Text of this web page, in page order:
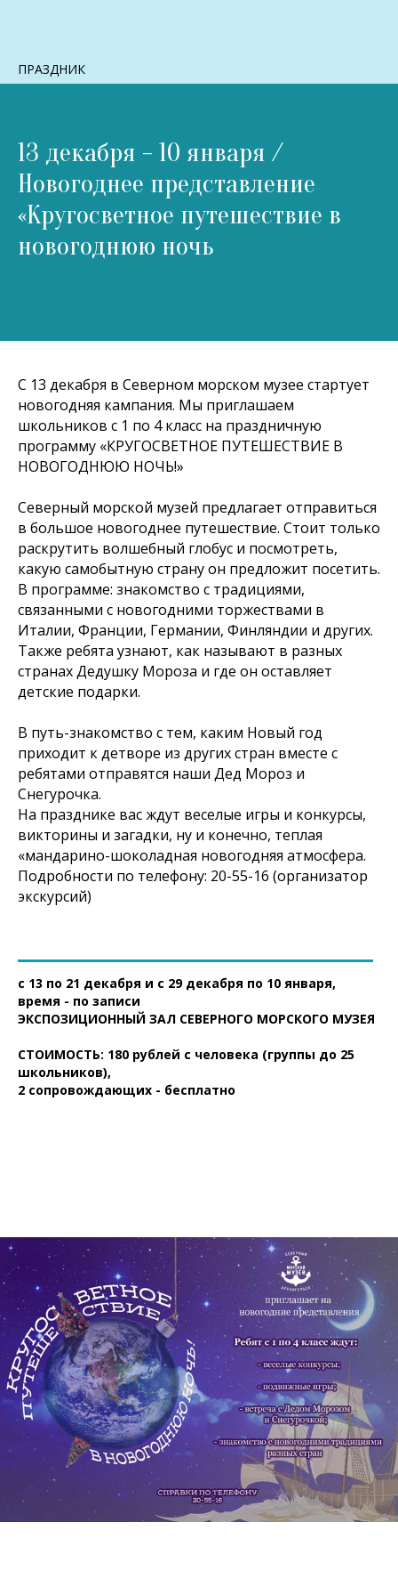
ПРАЗДНИК
13 декабря - 10 января /
Новогоднее представление
«Кругосветное путешествие в
новогоднюю ночь
С 13 декабря в Северном морском музее стартует
новогодняя кампания. Мы приглашаем
школьников с 1 по 4 класс на праздничную
программу «КРУГОСВЕТНОЕ ПУТЕШЕСТВИЕ В
НОВОГОДНЮЮ НОЧЬ!»
Северный морской музей предлагает отправиться
в большое новогоднее путешествие. Стоит только
раскрутить волшебный глобус и посмотреть,
какую самобытную страну он предложит посетить.
В программе: знакомство с традициями,
связанными с новогодними торжествами в
Италии, Франции, Германии, Финляндии и других.
Также ребята узнают, как называют в разных
странах Дедушку Мороза и где он оставляет
детские подарки.
В путь-знакомство с тем, каким Новый год
приходит к детворе из других стран вместе с
ребятами отправятся наши Дед Мороз и
Снегурочка.
На празднике вас ждут веселые игры и конкурсы,
викторины и загадки, ну и конечно, теплая
«мандарино-шоколадная новогодняя атмосфера.
Подробности по телефону: 20-55-16 (организатор
экскурсий)
с 13 по 21 декабря и с 29 декабря по 10 января,
время - по записи
ЭКСПОЗИЦИОННЫЙ ЗАЛ СЕВЕРНОГО МОРСКОГО МУЗЕЯ
СТОИМОСТЬ: 180 рублей с человека (группы до 25
школьников),
2 сопровождающих - бесплатно